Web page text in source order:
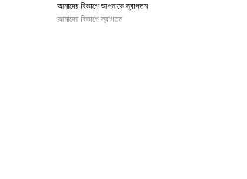
আমাদের বিভাগে আপনাকে স্বাগতম
আমাদের বিভাগে স্বাগতম